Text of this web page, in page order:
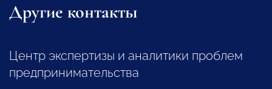
Другие контакты
Центр экспертизы и аналитики проблем
предпринимательства